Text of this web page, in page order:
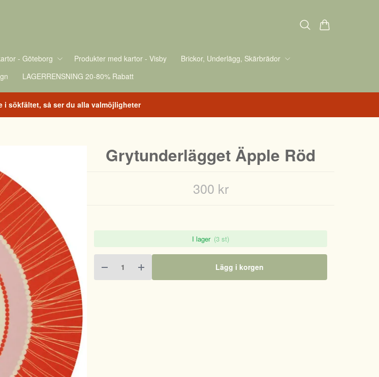
- Göteborg Produkter med kartor - Visby
Brickor, Underlägg, Skärbrädor
LAGERRENSNING 20-80% Rabatt
i sökfältet, så ser du alla valmöjligheter
Grytunderlägget Äpple Röd
300 kr
I lager (3 st)
Lägg i korgen